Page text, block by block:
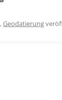
,Geodatierung